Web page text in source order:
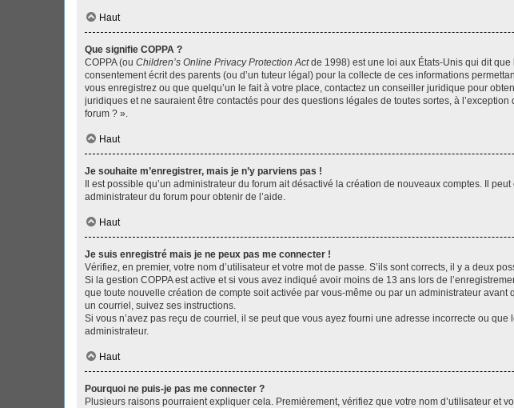
Haut
Que signifie COPPA ?
COPPA (ou Children’s Online Privacy Protection Actde 1998) est une loi aux États-Unis qui dit
consentement écrit des parents (ou d’un tuteur légal) pour la collecte de ces informations
vous enregistrez ou que quelqu’un le fait à votre place, contactez un conseiller juridique pour
juridiques et ne sauraient être contactés pour des questions légales de toutes sortes, à
forum ? ».
Haut
Je souhaite m’enregistrer, mais je n’y parviens pas !
Il est possible qu’un administrateur du forum ait désactivé la création de nouveaux comptes. Il
administrateur du forum pour obtenir de l’aide.
Haut
Je suis enregistré mais je ne peux pas me connecter !
Vérifiez, en premier, votre nom d’utilisateur et votre mot de passe. S’ils sont corrects, il y a deux
Si la gestion COPPA est active et si vous avez indiqué avoir moins de 13 ans lors de
que toute nouvelle création de compte soit activée par vous-même ou par un administrateur
un courriel, suivez ses instructions.
Si vous n’avez pas reçu de courriel, il se peut que vous ayez fourni une adresse incorrecte ou
administrateur.
Haut
Pourquoi ne puis-je pas me connecter ?
Plusieurs raisons pourraient expliquer cela. Premièrement, vérifiez que votre nom d’utilisateur et